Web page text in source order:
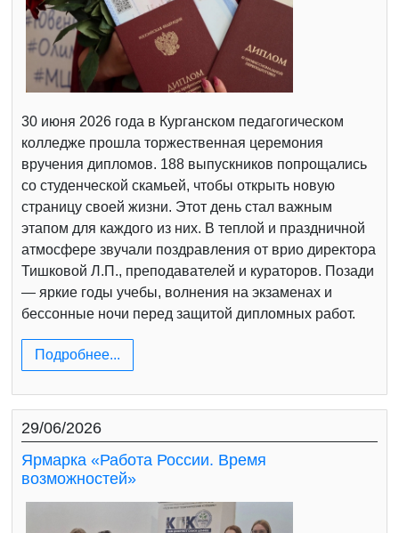
30 июня 2026 года в Курганском педагогическом
колледже прошла торжественная церемония
вручения дипломов. 188 выпускников попрощались
со студенческой скамьей, чтобы открыть новую
страницу своей жизни. Этот день стал важным
этапом для каждого из них. В теплой и праздничной
атмосфере звучали поздравления от врио директора
Тишковой Л.П., преподавателей и кураторов. Позади
— яркие годы учебы, волнения на экзаменах и
бессонные ночи перед защитой дипломных работ.
Подробнее...
29/06/2026
Ярмарка «Работа России. Время
возможностей»